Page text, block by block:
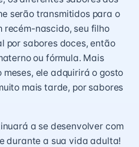
serão transmitidos para o
recém-nascido, seu filho
por sabores doces, então
ou fórmula. Mais
ele adquirirá o gosto
mais tarde, por sabores
a se desenvolver com
durante a sua vida adulta!